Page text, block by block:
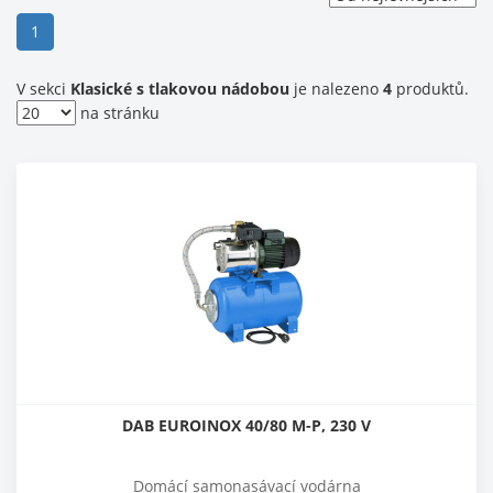
1
V sekci Klasické s tlakovou nádobou je nalezeno 4 produktů.
na stránku
DAB EUROINOX 40/80 M-P, 230 V
Domácí samonasávací vodárna